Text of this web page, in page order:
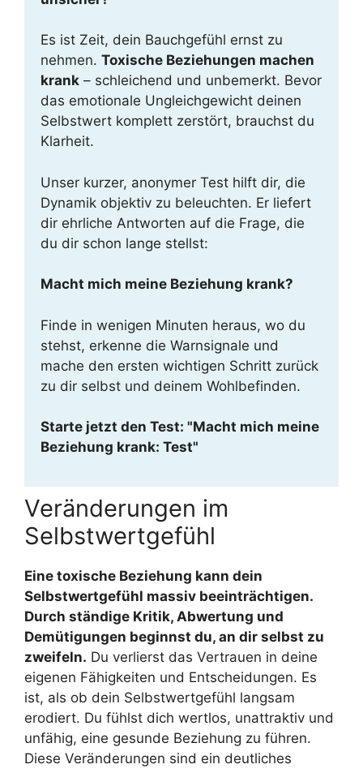
Es ist Zeit, dein Bauchgefühl ernst zu
nehmen. Toxische Beziehungen machen
krank – schleichend und unbemerkt. Bevor
das emotionale Ungleichgewicht deinen
Selbstwert komplett zerstört, brauchst du
Klarheit.
Unser kurzer, anonymer Test hilft dir, die
Dynamik objektiv zu beleuchten. Er liefert
dir ehrliche Antworten auf die Frage, die
du dir schon lange stellst:
Macht mich meine Beziehung krank?
Finde in wenigen Minuten heraus, wo du
stehst, erkenne die Warnsignale und
mache den ersten wichtigen Schritt zurück
zu dir selbst und deinem Wohlbefinden.
Starte jetzt den Test: "Macht mich meine
Beziehung krank: Test"
Veränderungen im
Selbstwertgefühl
Eine toxische Beziehung kann dein
Selbstwertgefühl massiv beeinträchtigen.
Durch ständige Kritik, Abwertung und
Demütigungen beginnst du, an dir selbst zu
zweifeln. Du verlierst das Vertrauen in deine
eigenen Fähigkeiten und Entscheidungen. Es
ist, als ob dein Selbstwertgefühl langsam
erodiert. Du fühlst dich wertlos, unattraktiv und
unfähig, eine gesunde Beziehung zu führen.
Diese Veränderungen sind ein deutliches